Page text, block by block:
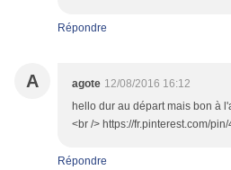
Répondre
A agote 12/08/2016 16:12
hello dur au départ mais bon à
<br /> https://fr.pinterest.com/
Répondre